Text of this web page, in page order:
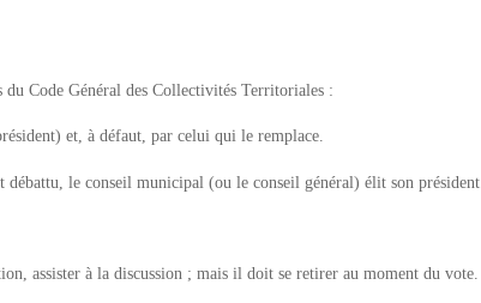
Code Général des Collectivités Territoriales :
et, à défaut, par celui qui le remplace.
le conseil municipal (ou le conseil général) élit son président.
assister à la discussion ; mais il doit se retirer au moment du vote.